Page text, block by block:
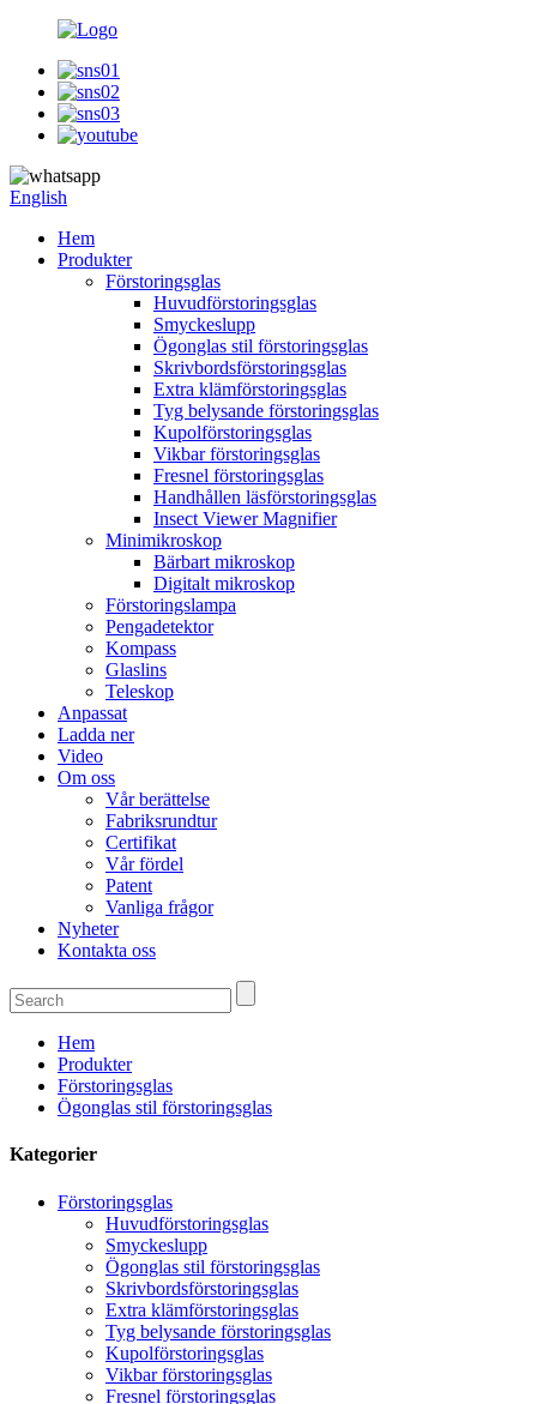
English
Hem
Produkter
Förstoringsglas
Huvudförstoringsglas
Smyckeslupp
Ögonglas stil förstoringsglas
Skrivbordsförstoringsglas
Extra klämförstoringsglas
Tyg belysande förstoringsglas
Kupolförstoringsglas
Vikbar förstoringsglas
Fresnel förstoringsglas
Handhållen läsförstoringsglas
Insect Viewer Magnifier
Minimikroskop
Bärbart mikroskop
Digitalt mikroskop
Förstoringslampa
Pengadetektor
Kompass
Glaslins
Teleskop
Anpassat
Ladda ner
Video
Om oss
Vår berättelse
Fabriksrundtur
Certifikat
Vår fördel
Patent
Vanliga frågor
Nyheter
Kontakta oss
Hem
Produkter
Förstoringsglas
Ögonglas stil förstoringsglas
Kategorier
Förstoringsglas
Huvudförstoringsglas
Smyckeslupp
Ögonglas stil förstoringsglas
Skrivbordsförstoringsglas
Extra klämförstoringsglas
Tyg belysande förstoringsglas
Kupolförstoringsglas
Vikbar förstoringsglas
Fresnel förstoringsglas